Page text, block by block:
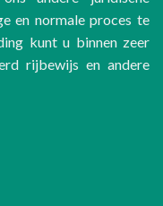
en normale proces te
kunt u binnen zeer
rijbewijs en andere